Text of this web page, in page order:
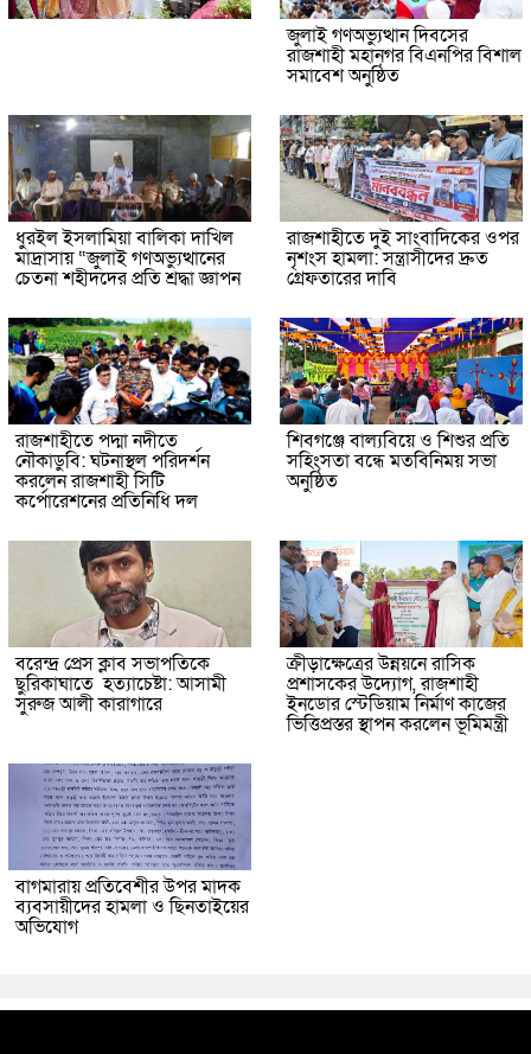
জুলাই গণঅভ্যুত্থান দিবসের
রাজশাহী মহানগর বিএনপির বিশাল
সমাবেশ অনুষ্ঠিত
ধুরইল ইসলামিয়া বালিকা দাখিল
মাদ্রাসায় “জুলাই গণঅভ্যুত্থানের
চেতনা শহীদদের প্রতি শ্রদ্ধা জ্ঞাপন
রাজশাহীতে দুই সাংবাদিকের ওপর
নৃশংস হামলা: সন্ত্রাসীদের দ্রুত
গ্রেফতারের দাবি
রাজশাহীতে পদ্মা নদীতে
নৌকাডুবি: ঘটনাস্থল পরিদর্শন
করলেন রাজশাহী সিটি
কর্পোরেশনের প্রতিনিধি দল
শিবগঞ্জে বাল্যবিয়ে ও শিশুর প্রতি
সহিংসতা বন্ধে মতবিনিময় সভা
অনুষ্ঠিত
বরেন্দ্র প্রেস ক্লাব সভাপতিকে
ছুরিকাঘাতে হত্যাচেষ্টা: আসামী
সুরুজ আলী কারাগারে
ক্রীড়াক্ষেত্রের উন্নয়নে রাসিক
প্রশাসকের উদ্যোগ, রাজশাহী
ইনডোর স্টেডিয়াম নির্মাণ কাজের
ভিত্তিপ্রস্তর স্থাপন করলেন ভূমিমন্ত্রী
বাগমারায় প্রতিবেশীর উপর মাদক
ব্যবসায়ীদের হামলা ও ছিনতাইয়ের
অভিযোগ